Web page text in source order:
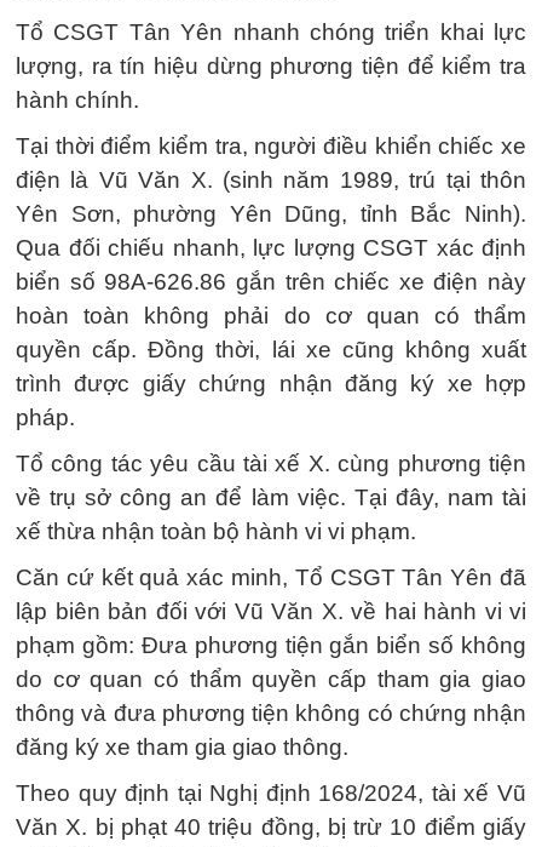
Tổ CSGT Tân Yên nhanh chóng triển khai lực
lượng, ra tín hiệu dừng phương tiện để kiểm tra
hành chính.
Tại thời điểm kiểm tra, người điều khiển chiếc xe
điện là Vũ Văn X. (sinh năm 1989, trú tại thôn
Yên Sơn, phường Yên Dũng, tỉnh Bắc Ninh).
Qua đối chiếu nhanh, lực lượng CSGT xác định
biển số 98A-626.86 gắn trên chiếc xe điện này
hoàn toàn không phải do cơ quan có thẩm
quyền cấp. Đồng thời, lái xe cũng không xuất
trình được giấy chứng nhận đăng ký xe hợp
pháp.
Tổ công tác yêu cầu tài xế X. cùng phương tiện
về trụ sở công an để làm việc. Tại đây, nam tài
xế thừa nhận toàn bộ hành vi vi phạm.
Căn cứ kết quả xác minh, Tổ CSGT Tân Yên đã
lập biên bản đối với Vũ Văn X. về hai hành vi vi
phạm gồm: Đưa phương tiện gắn biển số không
do cơ quan có thẩm quyền cấp tham gia giao
thông và đưa phương tiện không có chứng nhận
đăng ký xe tham gia giao thông.
Theo quy định tại Nghị định 168/2024, tài xế Vũ
Văn X. bị phạt 40 triệu đồng, bị trừ 10 điểm giấy